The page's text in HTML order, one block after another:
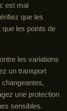
est mal
que les
les points de
les variations
un transport
une protection
sensibles.